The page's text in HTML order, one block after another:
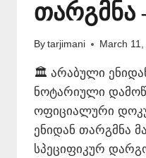
თარგმნა
By tarjimani March
🏛️ არაბული
ნოტარიული
ოფიციალური
ენიდან თარგმნა
სპეციფიკურ